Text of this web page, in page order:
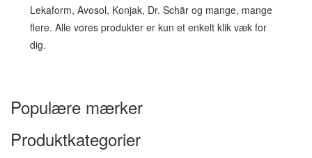
Lekaform, Avosol, Konjak, Dr. Schär og mange, mange
flere. Alle vores produkter er kun et enkelt klik væk for
dig.
Populære mærker
Produktkategorier